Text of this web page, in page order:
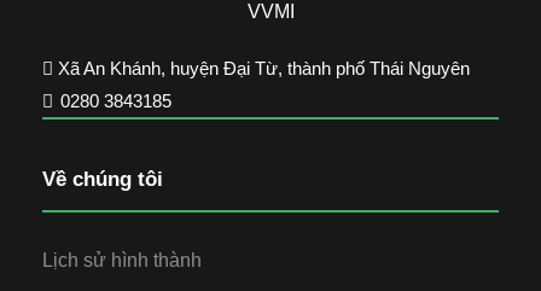
VVMI
Xã An Khánh, huyện Đại Từ, thành phố Thái Nguyên
0280 3843185
Về chúng tôi
Lịch sử hình thành